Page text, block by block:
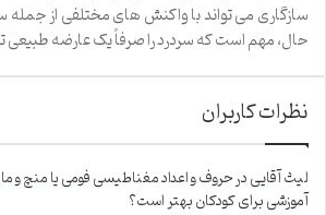
سازگاری می تواند با واکنش های مختلفی از جمله
حال، مهم است که سردرد را صرفاً یک عارضه طبیعی
نظرات کاربران
لیث آقاییدرحروف و اعداد مغناطیسی فومی یا منچ و
آموزشی برای کودکان بهتر است؟